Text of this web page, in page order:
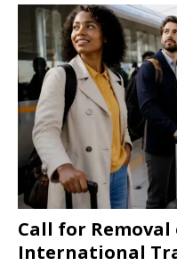
Call for Removal
International